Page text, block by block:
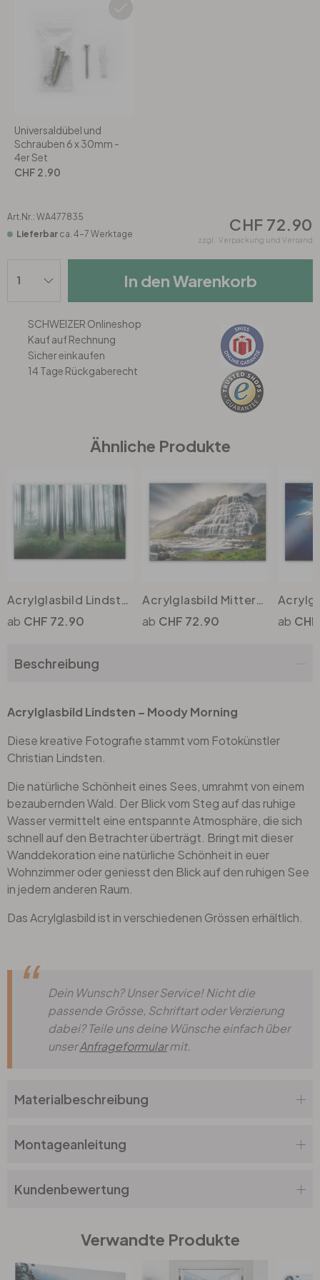
Wohnzimmer
Schlafzimmer
Küche
Bad
Wohnzimmer
Schlafzimmer
Bad
Flur
Tapeten Grün
Tapeten Pink & Rosa
Tapeten Lila & Violett
Schlafzimmer
Kinderzimmer
Küche
Büro
Eingangsbereich
Universaldübel und
Schrauben 6 x 30mm -
4er Set
CHF 2.90
Art.Nr.: WA477835
Lieferbar ca. 4-7 Werktage CHF 72.90
zzgl. Verpackung und Versand
In den Warenkorb
SCHWEIZER Onlineshop
Kauf auf Rechnung
Sicher einkaufen
14 Tage Rückgaberecht
Ähnliche Produkte
Acrylglasbild Lindsten - Im Wald
CHF 72.90
Acrylglasbild Mitterwallner - Unendlichkeit
CHF 72.90
Beschreibung
Acrylglasbild Lindsten – Moody Morning
Diese kreative Fotografie stammt vom Fotokünstler
Christian Lindsten.
Die natürliche Schönheit eines Sees, umrahmt von einem
bezaubernden Wald. Der Blick vom Steg auf das ruhige
Wasser vermittelt eine entspannte Atmosphäre, die sich
schnell auf den Betrachter überträgt. Bringt mit dieser
Wanddekoration eine natürliche Schönheit in euer
Wohnzimmer oder geniesst den Blick auf den ruhigen See
in jedem anderen Raum.
Das Acrylglasbild ist in verschiedenen Grössen erhältlich.
Dein Wunsch? Unser Service! Nicht die
passende Grösse, Schriftart oder Verzierung
dabei? Teile uns deine Wünsche einfach über
unserAnfrageformularmit.
Materialbeschreibung
Montageanleitung
Kundenbewertung
Verwandte Produkte